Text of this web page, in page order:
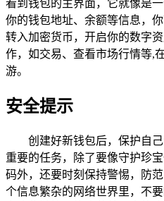
看到钱包的主界面，它就像是
你的钱包地址、余额等信息，
转入加密货币，开启你的数字
作，如交易、查看市场行情等,
游。
安全提示
创建好新钱包后，保护自
重要的任务，除了要像守护珍
码外，还要时刻保持警惕，防
个信息繁杂的网络世界里，不